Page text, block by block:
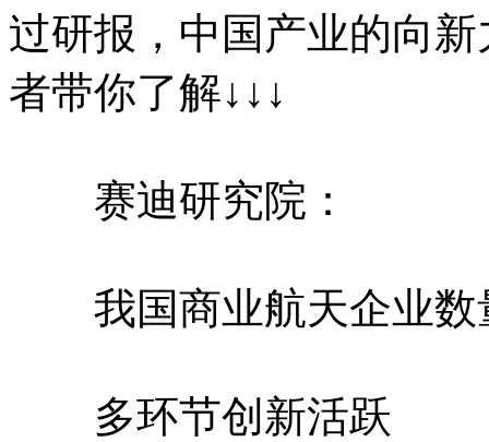
过研报，中国产业的向
者带你了解↓↓↓
赛迪研究院：
我国商业航天企业数
多环节创新活跃